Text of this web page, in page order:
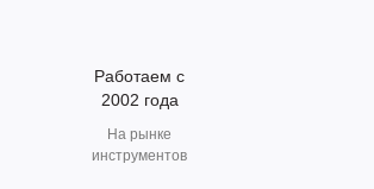
Работаем с
2002 года
На рынке
инструментов